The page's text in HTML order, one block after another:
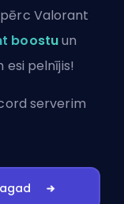
Valorant
boostuun
pelnījis!
serverim